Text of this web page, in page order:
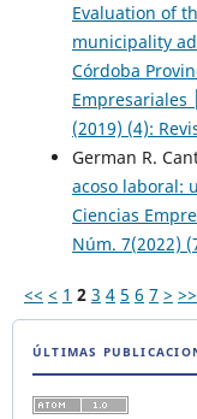
Evaluation of
municipality
Córdoba
Empresariales
(2019) (4):
German R.
acoso laboral:
Ciencias
Núm. 7(2022)
<< < 1 2 3 4 5 6 7 > >>
ÚLTIMAS